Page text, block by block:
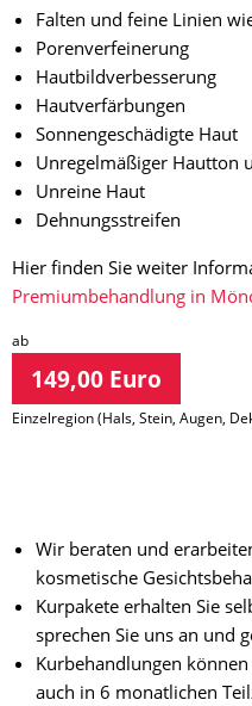
Falten und feine Linien
Porenverfeinerung
Hautbildverbesserung
Hautverfärbungen
Sonnengeschädigte Haut
Unregelmäßiger Hautton
Unreine Haut
Dehnungsstreifen
Hier finden Sie weiter
Premiumbehandlung in
ab
149,00 Euro
Einzelregion (Hals, Stein, Augen,
Wir beraten und
kosmetische
Kurpakete erhalten Sie
sprechen Sie uns an und
Kurbehandlungen
auch in 6 monatlichen